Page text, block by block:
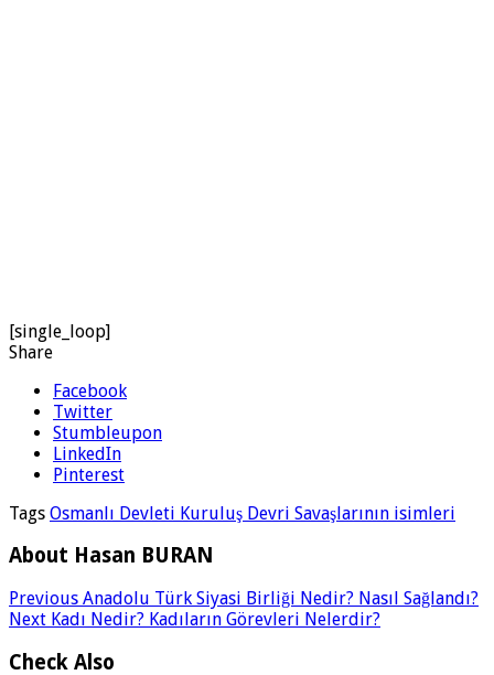
[single_loop]
Share
Facebook
Twitter
Stumbleupon
LinkedIn
Pinterest
Tags Osmanlı Devleti Kuruluş Devri Savaşlarının isimleri
About Hasan BURAN
Previous Anadolu Türk Siyasi Birliği Nedir? Nasıl Sağlandı?
Next Kadı Nedir? Kadıların Görevleri Nelerdir?
Check Also